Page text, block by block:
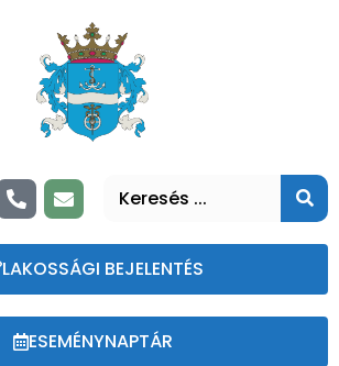
LAKOSSÁGI BEJELENTÉS
ESEMÉNYNAPTÁR